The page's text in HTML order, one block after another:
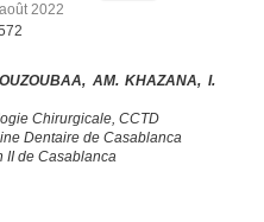
2022
AM. KHAZANA, I.
Chirurgicale, CCTD
Dentaire de Casablanca
II de Casablanca